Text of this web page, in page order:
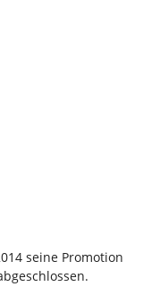
seine Promotion